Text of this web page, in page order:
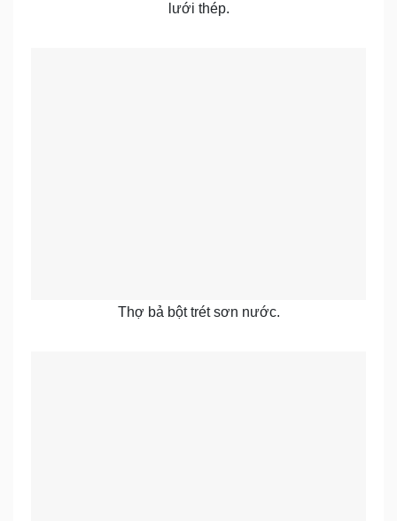
lưới thép.
Thợ bả bột trét sơn nước.